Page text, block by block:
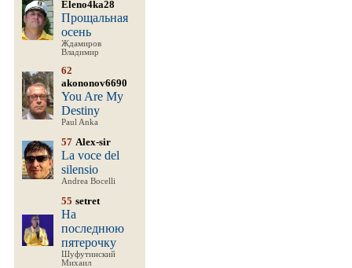
Eleno4ka28
Прощальная
осень
Ждамиров
Владимир
62
akononov6690
You Are My
Destiny
Paul Anka
57 Alex-sir
La voce del
silensio
Andrea Bocelli
55 setret
На
последнюю
пятерочку
Шуфутинский
Михаил